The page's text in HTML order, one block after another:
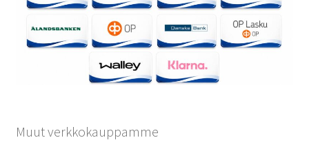
Muut verkkokauppamme